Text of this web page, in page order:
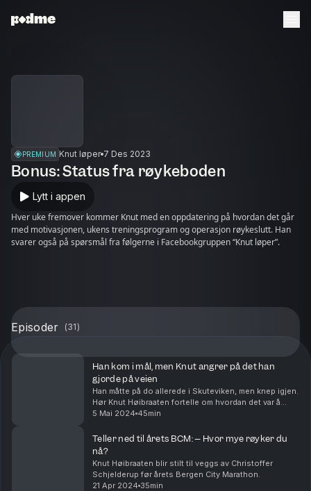
PREMIUM Knut løper 7 Des 2023
Bonus: Status fra røykeboden
Lytt i appen
Hver uke fremover kommer Knut med en oppdatering på hvordan det går
med motivasjonen, ukens treningsprogram og operasjon røykeslutt. Han
svarer også på spørsmål fra følgerne i Facebookgruppen “Knut løper”.
Episoder (31)
Han kom i mål, men Knut angrer på det han
gjorde på veien
Han måtte på do allerede i Skuteviken, men knep igjen.
Hør Knut Høibraaten fortelle om hvordan det var å
løpe halvmaraton. Om frykten underveis, da han så
5 Mai 2024 45min
Teller ned til årets BCM: – Hvor mye røyker du
nå?
Knut Høibraaten blir stilt til veggs av Christoffer
Schjelderup før årets Bergen City Marathon.
21 Apr 2024 35min